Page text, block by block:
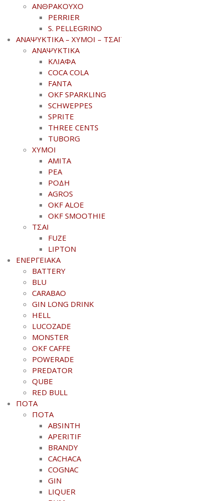
ΑΝΘΡΑΚΟΥΧΟ
PERRIER
S. PELLEGRINO
ΑΝΑΨΥΚΤΙΚΑ – ΧΥΜΟΙ – ΤΣΑΪ
ΑΝΑΨΥΚΤΙΚΑ
ΚΛΙΑΦΑ
COCA COLA
FANTA
OKF SPARKLING
SCHWEPPES
SPRITE
THREE CENTS
TUBORG
ΧΥΜΟΙ
ΑΜΙΤΑ
ΡΕΑ
ΡΟΔΗ
AGROS
OKF ALOE
OKF SMOOTHIE
ΤΣΑΙ
FUZE
LIPTON
ΕΝΕΡΓΕΙΑΚΑ
BATTERY
BLU
CARABAO
GIN LONG DRINK
HELL
LUCOZADE
MONSTER
OKF CAFFE
POWERADE
PREDATOR
QUBE
RED BULL
ΠΟΤΑ
ΠΟΤΑ
ABSINTH
APERITIF
BRANDY
CACHACA
COGNAC
GIN
LIQUER